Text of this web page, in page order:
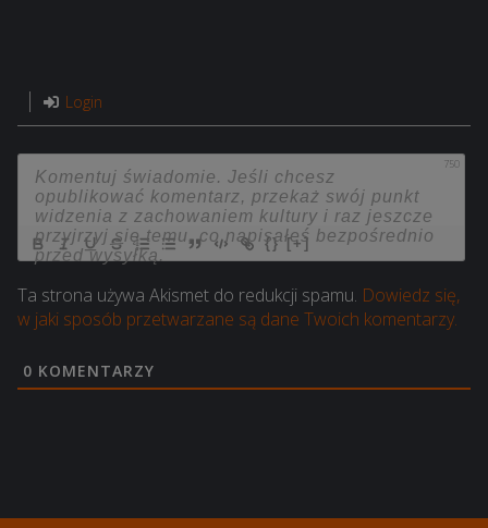
Login
750
{} [+]
Ta strona używa Akismet do redukcji spamu. Dowiedz się,
w jaki sposób przetwarzane są dane Twoich komentarzy.
0 KOMENTARZY